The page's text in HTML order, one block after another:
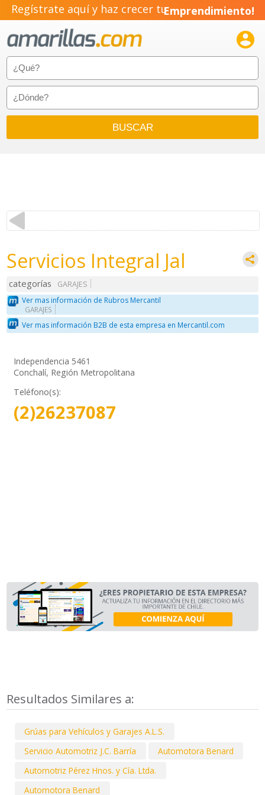
Regístrate aquí y haz crecer tuEmprendimiento!

Servicios Integral Jal
categorías
GARAJES
Ver mas información de Rubros Mercantil
GARAJES
Ver mas información B2B de esta empresa en Mercantil.com
Independencia 5461
Conchalí, Región Metropolitana
Teléfono(s):
(2)26237087
Resultados Similares a:
Grúas para Vehículos y Garajes A.L.S.
Servicio Automotriz J.C. Barría
Automotora Benard
Automotriz Pérez Hnos. y Cía. Ltda.
Automotora Benard